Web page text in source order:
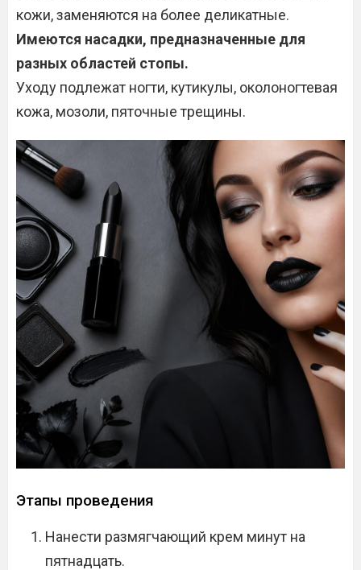
кожи, заменяются на более деликатные.
Имеются насадки, предназначенные для
разных областей стопы.
Уходу подлежат ногти, кутикулы, околоногтевая
кожа, мозоли, пяточные трещины.
Этапы проведения
Нанести размягчающий крем минут на
пятнадцать.